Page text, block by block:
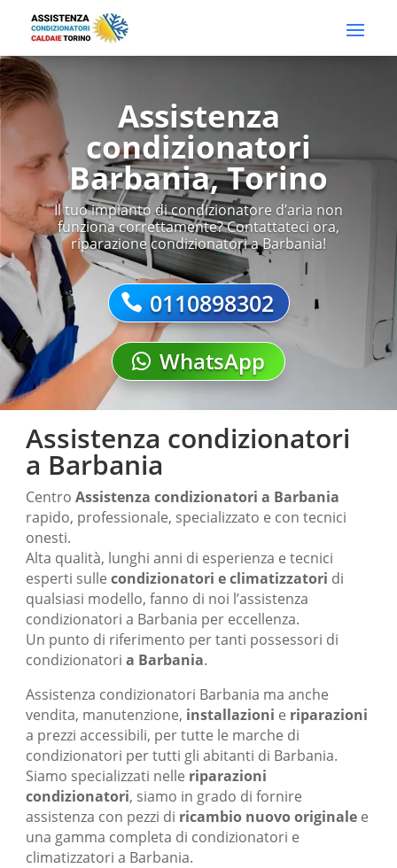
Assistenza
condizionatori
Barbania, Torino
Il tuo impianto di condizionatore d’aria non
funziona correttamente? Contattateci ora,
riparazione condizionatori a Barbania!
0110898302
WhatsApp
Assistenza condizionatori
a Barbania
CentroAssistenza condizionatori a Barbania
rapido, professionale, specializzato e con tecnici
onesti.
Alta qualità, lunghi anni di esperienza e tecnici
esperti sullecondizionatori e climatizzatori di
qualsiasi modello, fanno di noi l’assistenza
condizionatori a Barbania per eccellenza.
Un punto di riferimento per tanti possessori di
condizionatoria Barbania.
Assistenza condizionatori Barbania ma anche
vendita, manutenzione, installazioni e riparazioni
a prezzi accessibili, per tutte le marche di
condizionatori per tutti gli abitanti di Barbania.
Siamo specializzati nelle riparazioni
condizionatori, siamo in grado di fornire
assistenza con pezzi di ricambio nuovo originale e
una gamma completa di condizionatori e
climatizzatori a Barbania.